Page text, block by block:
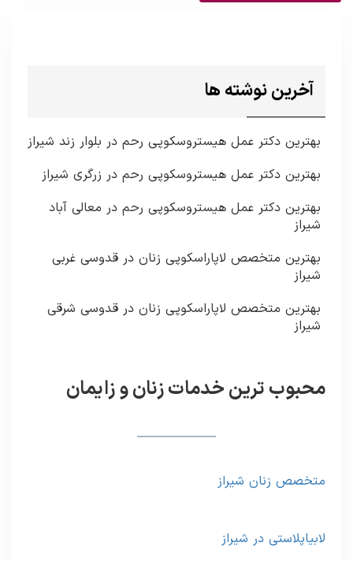
آخرین نوشته ها
بهترین دکتر عمل هیستروسکوپی رحم در بلوار زند شیراز
بهترین دکتر عمل هیستروسکوپی رحم در زرگری شیراز
بهترین دکتر عمل هیستروسکوپی رحم در معالی آباد
شیراز
بهترین متخصص لاپاراسکوپی زنان در قدوسی غربی
شیراز
بهترین متخصص لاپاراسکوپی زنان در قدوسی شرقی
شیراز
محبوب ترین خدمات زنان و زایمان
متخصص زنان شیراز
لابیاپلاستی در شیراز